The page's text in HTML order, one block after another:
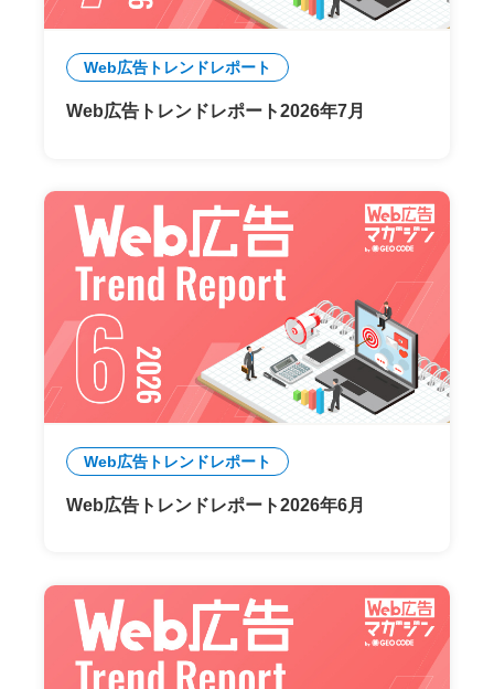
Web広告トレンドレポート
Web広告トレンドレポート2026年7月
Web広告トレンドレポート
Web広告トレンドレポート2026年6月